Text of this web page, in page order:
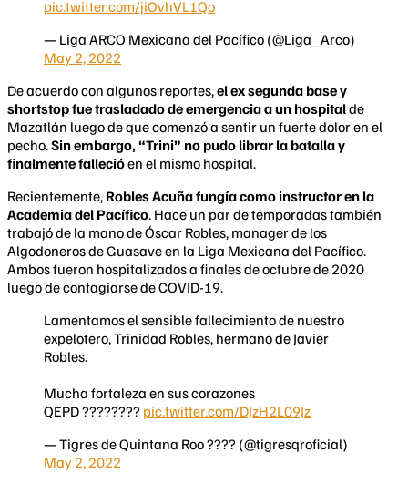
pic.twitter.com/jiOvhVL1Qo
— Liga ARCO Mexicana del Pacífico (@Liga_Arco)
May 2, 2022
De acuerdo con algunos reportes,el ex segunda base y
shortstop fue trasladado de emergencia a un hospitalde
Mazatlán luego de que comenzó a sentir un fuerte dolor en el
pecho.Sin embargo, “Trini” no pudo librar la batalla y
finalmente fallecióen el mismo hospital.
Recientemente, Robles Acuña fungía como instructor en la
Academia del Pacífico. Hace un par de temporadas también
trabajó de la mano de Óscar Robles, manager de los
Algodoneros de Guasave en la Liga Mexicana del Pacífico.
Ambos fueron hospitalizados a finales de octubre de 2020
luego de contagiarse de COVID-19.
Lamentamos el sensible fallecimiento de nuestro
expelotero, Trinidad Robles, hermano de Javier
Robles.
Mucha fortaleza en sus corazones
QEPD ???????? pic.twitter.com/DJzH2L09Jz
— Tigres de Quintana Roo ???? (@tigresqroficial)
May 2, 2022